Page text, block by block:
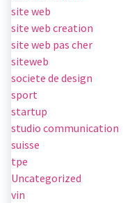
site web
site web creation
site web pas cher
siteweb
societe de design
sport
startup
studio communication
suisse
tpe
Uncategorized
vin